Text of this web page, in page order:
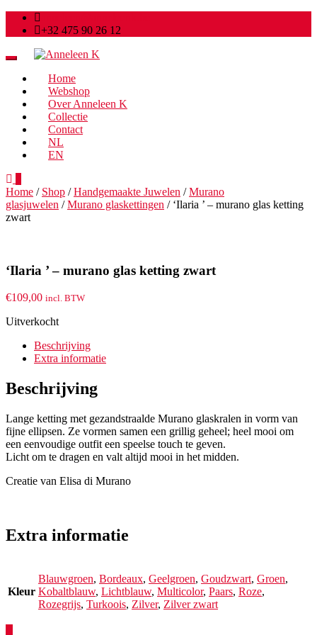
+32 475 90 26 12
Toggle
navigationHome
Webshop
Over Anneleen K
Collectie
Contact
NL
EN
Home / Shop /Handgemaakte Juwelen /Murano
glasjuwelen /Murano glaskettingen / ‘Ilaria ’ – murano glas ketting
zwart
‘Ilaria ’ – murano glas ketting zwart
€109,00 incl. BTW
Uitverkocht
Beschrijving
Extra informatie
Beschrijving
Lange ketting met gezandstraalde Murano glaskralen in vorm van
fijne ellipsen. Ze vormen samen een grillig geheel; heel mooi om
een eenvoudige outfit een speelse touch te geven.
Licht om te dragen en valt altijd mooi in het midden.
Creatie van Elisa di Murano
Extra informatie
Kleur
Blauwgroen, Bordeaux, Geelgroen, Goudzwart, Groen,
Kobaltblauw, Lichtblauw, Multicolor, Paars, Roze,
Rozegrijs, Turkoois, Zilver, Zilver zwart